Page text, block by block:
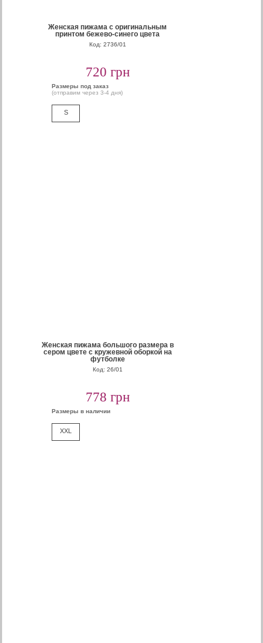
Женская пижама с оригинальным
принтом бежево-синего цвета
Код: 2736/01
720 грн
Размеры под заказ
(отправим через 3-4 дня)
S
Женская пижама большого размера в
сером цвете с кружевной оборкой на
футболке
Код: 26/01
778 грн
Размеры в наличии
XXL